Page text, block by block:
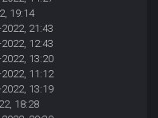
19:14
21:43
12:43
13:20
11:12
13:19
18:28